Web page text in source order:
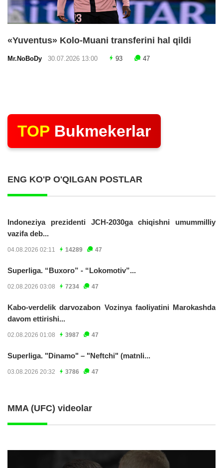
«Yuventus» Kolo-Muani transferini hal qildi
Mr.NoBoDy 30.07.2026 13:00 93 47
TOP Bukmekerlar
ENG KO'P O'QILGAN POSTLAR
Indoneziya prezidenti JCH-2030ga chiqishni umummilliy
vazifa deb...
04.08.2026 02:11 14289 47
Superliga. “Buxoro” - “Lokomotiv”...
02.08.2026 03:08 7234 47
Kabo-verdelik darvozabon Vozinya faoliyatini Marokashda
davom ettirishi...
02.08.2026 01:08 3987 47
Superliga. "Dinamo" – "Neftchi" (matnli...
03.08.2026 20:32 3786 47
MMA (UFC) videolar